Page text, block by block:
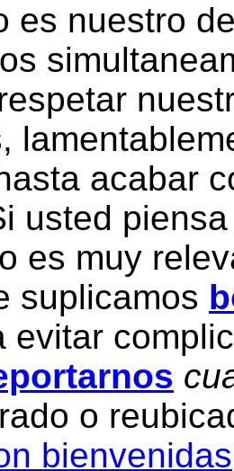
es nuestro
acabar
usted
es muy
suplicamos
evitar
o
bienvenidas